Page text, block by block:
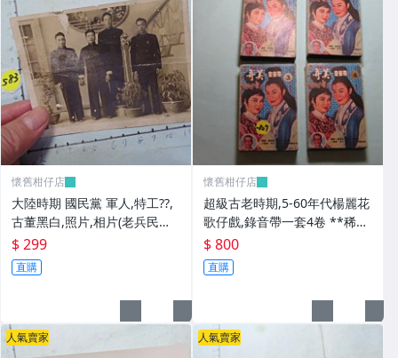
懷舊柑仔店
大陸時期 國民黨 軍人,特工??,
古董黑白,照片,相片(老兵民國3
8年從大陸帶來台灣的) **稀少
品6
$ 299
直購
懷舊柑仔店
超級古老時期,5-60年代楊麗花
歌仔戲,錄音帶一套4卷 **稀少
品
$ 800
直購
人氣賣家 人氣賣家